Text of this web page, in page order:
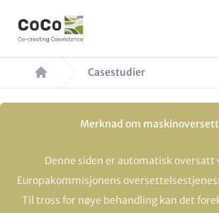
NavigasjonsstiCasestudier
Merknad om
Denne siden er automatisk oversatt
Europakommisjonens
Til tross for nøye behandling kan det